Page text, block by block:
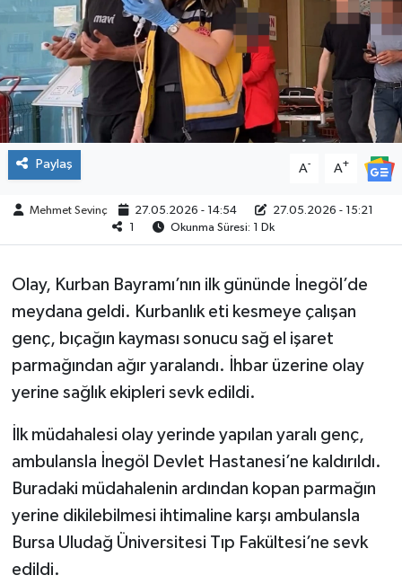
Paylaş A- A+
Mehmet Sevinç 27.05.2026 - 14:54
27.05.2026 - 15:21
Okunma Süresi: 1 Dk
Olay, Kurban Bayramı’nın ilk gününde İnegöl’de
meydana geldi. Kurbanlık eti kesmeye çalışan
genç, bıçağın kayması sonucu sağ el işaret
parmağından ağır yaralandı. İhbar üzerine olay
yerine sağlık ekipleri sevk edildi.
İlk müdahalesi olay yerinde yapılan yaralı genç,
ambulansla İnegöl Devlet Hastanesi’ne kaldırıldı.
Buradaki müdahalenin ardından kopan parmağın
yerine dikilebilmesi ihtimaline karşı ambulansla
Bursa Uludağ Üniversitesi Tıp Fakültesi’ne sevk
edildi.